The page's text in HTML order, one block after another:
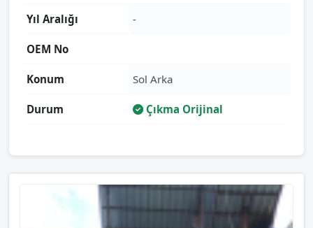
Yıl Aralığı -
OEM No
Konum Sol Arka
Durum Çıkma Orijinal